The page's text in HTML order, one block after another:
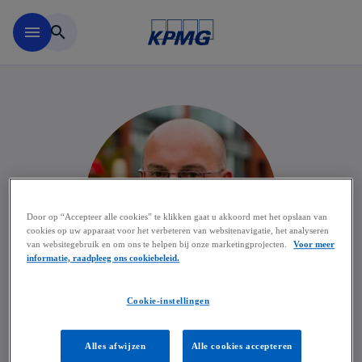
menu search
Jeroen Gobbin
Door op “Accepteer alle cookies” te klikken gaat u akkoord met het opslaan van
cookies op uw apparaat voor het verbeteren van websitenavigatie, het analyseren
van websitegebruik en om ons te helpen bij onze marketingprojecten.
Voor meer
informatie, raadpleeg ons cookiebeleid.
Cookie-instellingen
Alles afwijzen Alle cookies accepteren